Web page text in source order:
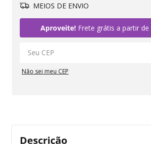
MEIOS DE ENVIO
Aproveite!Frete grátis a partir de
Não sei meu CEP
Descrição